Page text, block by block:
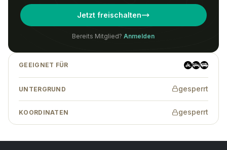
auch ohne Abonnement auf den Track
zugreifen.
Jetzt freischalten
Bereits Mitglied? Anmelden
GEEIGNET FÜR
UNTERGRUND gesperrt
KOORDINATEN gesperrt